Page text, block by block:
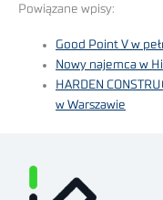
Powiązane wpisy:
Good Point V w
Nowy najemca w
HARDEN
w Warszawie